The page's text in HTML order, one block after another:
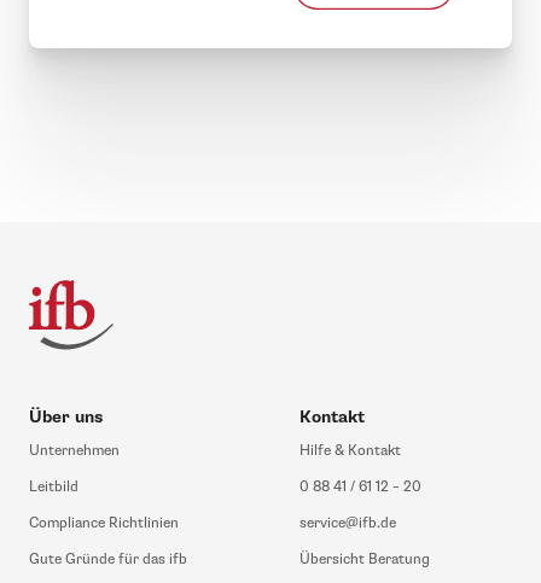
Über uns
Unternehmen
Leitbild
Compliance Richtlinien
Gute Gründe für das ifb
Kontakt
Hilfe & Kontakt
0 88 41 / 61 12 – 20
service@ifb.de
Übersicht Beratung